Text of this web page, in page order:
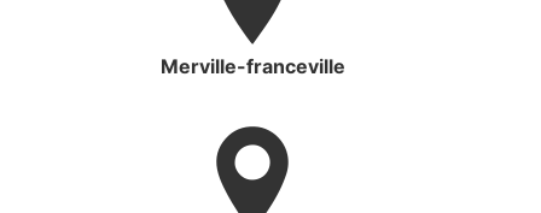
Merville-franceville